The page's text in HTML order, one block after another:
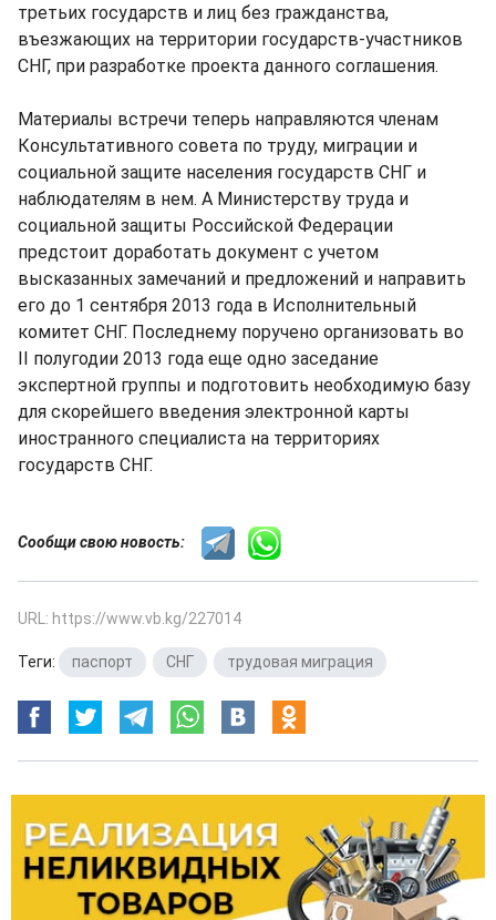
третьих государств и лиц без гражданства,
въезжающих на территории государств-участников
СНГ, при разработке проекта данного соглашения.
Материалы встречи теперь направляются членам
Консультативного совета по труду, миграции и
социальной защите населения государств СНГ и
наблюдателям в нем. А Министерству труда и
социальной защиты Российской Федерации
предстоит доработать документ с учетом
высказанных замечаний и предложений и направить
его до 1 сентября 2013 года в Исполнительный
комитет СНГ. Последнему поручено организовать во
II полугодии 2013 года еще одно заседание
экспертной группы и подготовить необходимую базу
для скорейшего введения электронной карты
иностранного специалиста на территориях
государств СНГ.
Сообщи свою новость:
URL: https://www.vb.kg/227014
Теги: паспорт СНГ трудовая миграция